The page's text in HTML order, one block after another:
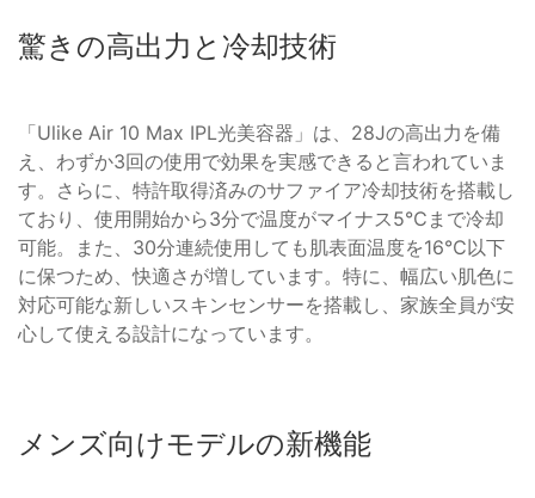
驚きの高出力と冷却技術
「Ulike Air 10 Max IPL光美容器」は、28Jの高出力を備
え、わずか3回の使用で効果を実感できると言われていま
す。さらに、特許取得済みのサファイア冷却技術を搭載し
ており、使用開始から3分で温度がマイナス5℃まで冷却
可能。また、30分連続使用しても肌表面温度を16℃以下
に保つため、快適さが増しています。特に、幅広い肌色に
対応可能な新しいスキンセンサーを搭載し、家族全員が安
心して使える設計になっています。
メンズ向けモデルの新機能